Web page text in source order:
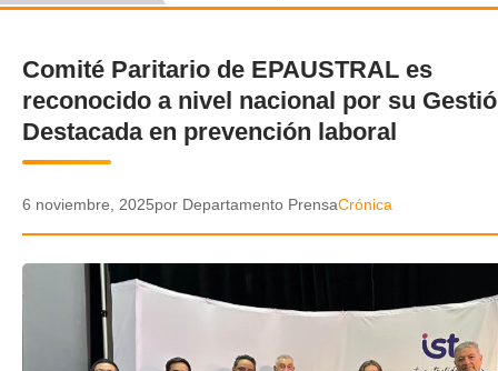
CRÓNICA
DEPORTES
ENTRETENIMIENTO Y CULTURA
AUDIOS
VIDEOS
✕
Comité Paritario de EPAUSTRAL es
reconocido a nivel nacional por su
Destacada en prevención laboral
6 noviembre, 2025por Departamento PrensaCrónica